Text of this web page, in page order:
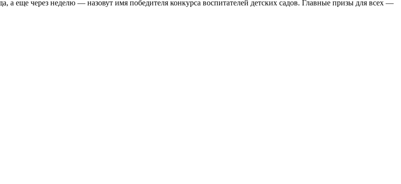
а еще через неделю — назовут имя победителя конкурса воспитателей детских садов. Главные призы для всех —